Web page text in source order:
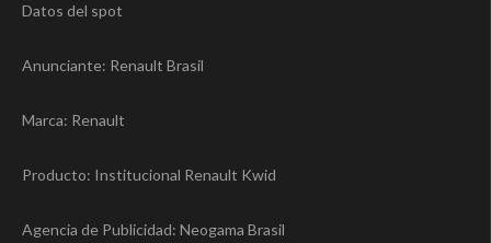
Datos del spot
Anunciante: Renault Brasil
Marca: Renault
Producto: Institucional Renault Kwid
Agencia de Publicidad: Neogama Brasil